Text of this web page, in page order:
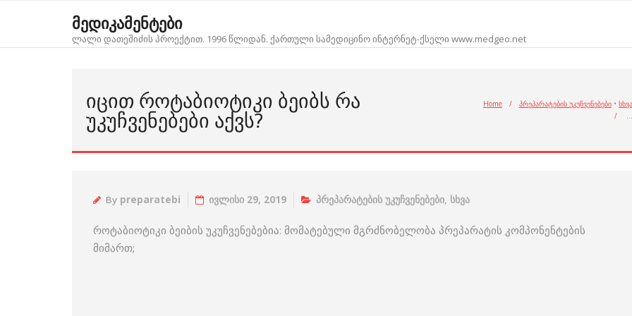
მედიკამენტები
ლალი დათეშიძის პროექტით. 1996 წლიდან. ქართული სამედიცინო ინტერნეტ-ქსელი www.medgeo.net
ᲘᲪᲘᲗ ᲠᲝᲢᲐᲑᲘᲝᲢᲘᲙᲘ ᲑᲔᲘᲑᲡ ᲠᲐ
ᲣᲙᲣᲩᲕᲔᲜᲔᲑᲔᲑᲘ ᲐᲥᲕᲡ?
Home / პრეპარატების უკუჩვენებები • სხვა
/
…
By preparatebi ივლისი 29, 2019 პრეპარატების უკუჩვენებები, სხვა
როტაბიოტიკი ბეიბის უკუჩვენებებია: მომატებული მგრძნობელობა პრეპარატის კომპონენტების
მიმართ;